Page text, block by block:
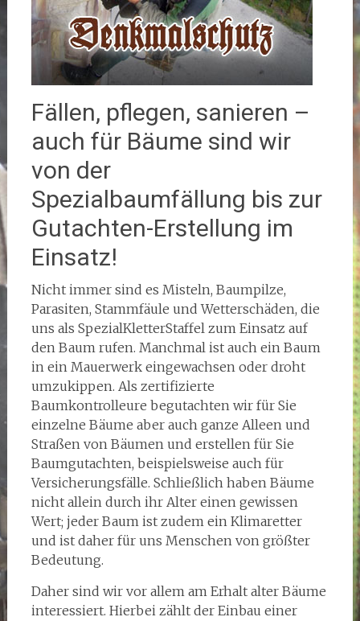
Fällen, pflegen, sanieren –
auch für Bäume sind wir
von der
Spezialbaumfällung bis zur
Gutachten-Erstellung im
Einsatz!
Nicht immer sind es Misteln, Baumpilze,
Parasiten, Stammfäule und Wetterschäden, die
uns als SpezialKletterStaffel zum Einsatz auf
den Baum rufen. Manchmal ist auch ein Baum
in ein Mauerwerk eingewachsen oder droht
umzukippen. Als zertifizierte
Baumkontrolleure begutachten wir für Sie
einzelne Bäume aber auch ganze Alleen und
Straßen von Bäumen und erstellen für Sie
Baumgutachten, beispielsweise auch für
Versicherungsfälle. Schließlich haben Bäume
nicht allein durch ihr Alter einen gewissen
Wert; jeder Baum ist zudem ein Klimaretter
und ist daher für uns Menschen von größter
Bedeutung.
Daher sind wir vor allem am Erhalt alter Bäume
interessiert. Hierbei zählt der Einbau einer